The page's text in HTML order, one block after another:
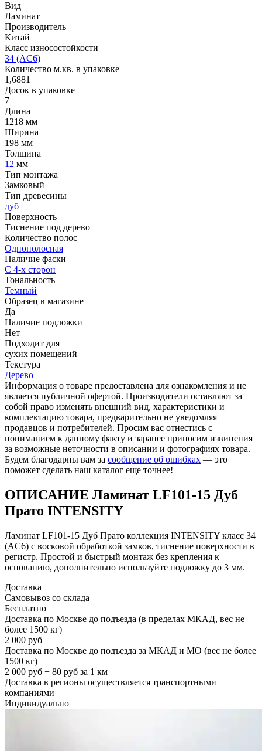
Вид
Ламинат
Производитель
Китай
Класс износостойкости
34 (AC6)
Количество м.кв. в упаковке
1,6881
Досок в упаковке
7
Длина
1218 мм
Ширина
198 мм
Толщина
12 мм
Тип монтажа
Замковый
Тип древесины
дуб
Поверхность
Тиснение под дерево
Количество полос
Однополосная
Наличие фаски
С 4-х сторон
Тональность
Темный
Образец в магазине
Да
Наличие подложки
Нет
Подходит для
cухих помещений
Текстура
Дерево
Информация о товаре предоставлена для ознакомления и не
является публичной офертой. Производители оставляют за
собой право изменять внешний вид, характеристики и
комплектацию товара, предварительно не уведомляя
продавцов и потребителей. Просим вас отнестись с
пониманием к данному факту и заранее приносим извинения
за возможные неточности в описании и фотографиях товара.
Будем благодарны вам за сообщение об ошибках — это
поможет сделать наш каталог еще точнее!
ОПИСАНИЕ Ламинат LF101-15 Дуб
Прато INTENSITY
Ламинат LF101-15 Дуб Прато коллекция INTENSITY класс 34
(AC6) с восковой обработкой замков, тиснение поверхности в
регистр. Простой и быстрый монтаж без крепления к
основанию, дополнительно используйте подложку до 3 мм.
Доставка
Самовывоз со склада
Бесплатно
Доставка по Москве до подъезда (в пределах МКАД, вес не
более 1500 кг)
2 000 руб
Доставка по Москве до подъезда за МКАД и МО (вес не более
1500 кг)
2 000 руб + 80 руб за 1 км
Доставка в регионы осуществляется транспортными
компаниями
Индивидуально